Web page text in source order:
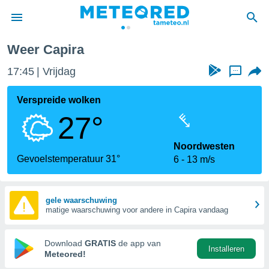
door
verstrekte
hoge
hebt de
voor
op basis
Weer Capira
17:45 Vrijdag ...
Verspreide wolken
27°
Gevoelstemperatuur 31°
Noordwesten
6
13 m/s
gele waarschuwing
matige waarschuwing voor andere in Capira vandaag
Download GRATIS de app van
Meteored!
Installeren